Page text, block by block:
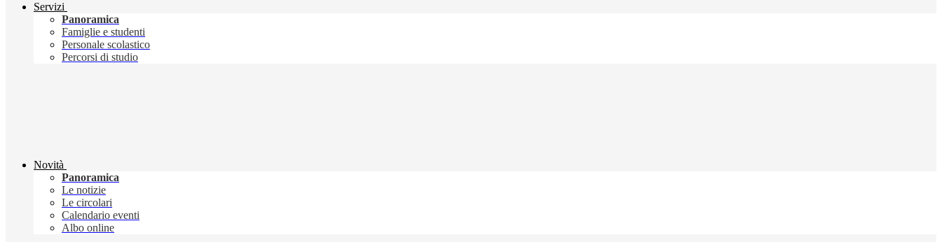
Servizi
Panoramica
Famiglie e studenti
Personale scolastico
Percorsi di studio
Novità
Panoramica
Le notizie
Le circolari
Calendario eventi
Albo online